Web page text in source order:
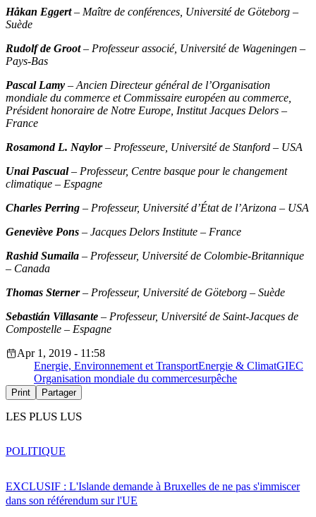
Håkan Eggert– Maître de conférences, Université de Göteborg –
Suède
Rudolf de Groot– Professeur associé, Université de Wageningen –
Pays-Bas
Pascal Lamy – Ancien Directeur général de l’Organisation
mondiale du commerce et Commissaire européen au commerce,
Président honoraire de Notre Europe, Institut Jacques Delors –
France
Rosamond L. Naylor– Professeure, Université de Stanford – USA
Unai Pascual– Professeur, Centre basque pour le changement
climatique – Espagne
Charles Perring – Professeur, Université d’État de l’Arizona – USA
Geneviève Pons – Jacques Delors Institute – France
Rashid Sumaila – Professeur, Université de Colombie-Britannique
– Canada
Thomas Sterner– Professeur, Université de Göteborg – Suède
Sebastián Villasante – Professeur, Université de Saint-Jacques de
Compostelle – Espagne
Apr 1, 2019 - 11:58
Energie, Environnement et TransportEnergie & ClimatGIEC
Organisation mondiale du commercesurpêche
Print Partager
LES PLUS LUS
EXCLUSIF : L'Islande demande à Bruxelles de ne pas s'immiscer
dans son référendum sur l'UE
POLITIQUE